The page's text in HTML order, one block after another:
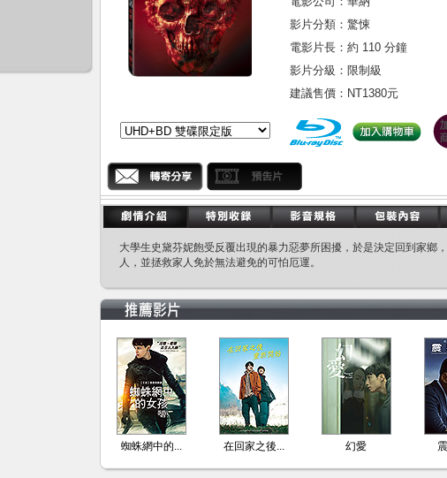
影片分類： 驚悚
電影片長： 約 110 分鐘
影片分級： 限制級
建議售價： NT1380元
大學生史黛芬妮飽受反覆出現的暴力惡夢所困擾，於是決定回到家鄉
人，並拯救家人免於無法避免的可怕厄運。
蜘蛛網中的... 在回家之後... 幻愛